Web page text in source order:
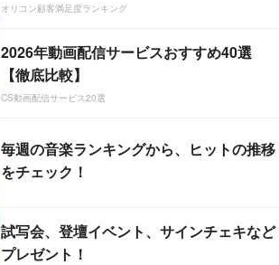
オリコン顧客満足度ランキング
2026年動画配信サービスおすすめ40選
【徹底比較】
CS動画配信サービス20選
毎週の音楽ランキングから、ヒットの推移
をチェック！
試写会、登壇イベント、サインチェキなど
プレゼント！